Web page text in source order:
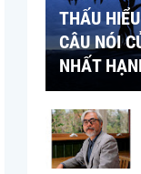
THẤU
CÂU NÓI
NHẤT